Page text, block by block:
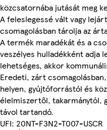
közcsatornába jutását meg
A feleslegessé vált vagy
csomagolásban tárolja az
A termék maradékát és a
veszélyes hulladékként adja
lehetséges, akkor
Eredeti, zárt
helyen, gyújtóforrástól és
élelmiszertől, takarmánytól,
távol tartandó.
UFI: 20NT-F3N2-T007-USCR